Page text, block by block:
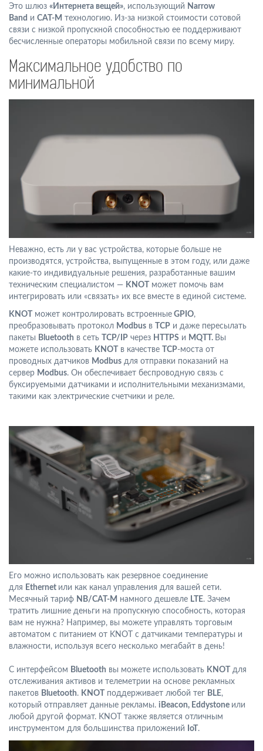
Это шлюз «Интернета вещей», использующий Narrow
Band и CAT-M технологию. Из-за низкой стоимости сотовой
связи с низкой пропускной способностью ее поддерживают
бесчисленные операторы мобильной связи по всему миру.
Максимальное удобство по
минимальной
Неважно, есть ли у вас устройства, которые больше не
производятся, устройства, выпущенные в этом году, или даже
какие-то индивидуальные решения, разработанные вашим
техническим специалистом — KNOTможет помочь вам
интегрировать или «связать» их все вместе в единой системе.
KNOTможет контролировать встроенные GPIO,
преобразовывать протокол Modbus в TCP и даже пересылать
пакеты Bluetooth в сеть TCP/IP через HTTPS и MQTT. Вы
можете использовать KNOTв качестве TCP-моста от
проводных датчиков Modbus для отправки показаний на
сервер Modbus. Он обеспечивает беспроводную связь с
буксируемыми датчиками и исполнительными механизмами,
такими как электрические счетчики и реле.
Его можно использовать как резервное соединение
для Ethernet или как канал управления для вашей сети.
Месячный тариф NB/CAT-M намного дешевле LTE. Зачем
тратить лишние деньги на пропускную способность, которая
вам не нужна? Например, вы можете управлять торговым
автоматом с питанием от KNOT с датчиками температуры и
влажности, используя всего несколько мегабайт в день!
С интерфейсом Bluetooth вы можете использовать KNOTдля
отслеживания активов и телеметрии на основе рекламных
пакетов Bluetooth. KNOTподдерживает любой тег BLE,
который отправляет данные рекламы. iBeacon, Eddystone или
любой другой формат. KNOT также является отличным
инструментом для большинства приложений IoT.